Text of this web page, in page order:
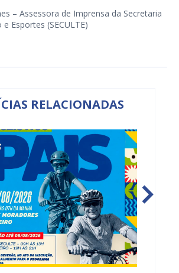
– Assessora de Imprensa da Secretaria
Esportes (SECULTE)
RELACIONADAS